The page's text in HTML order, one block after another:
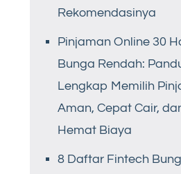
Rekomendasinya
Pinjaman Online 30
Bunga Rendah:
Lengkap Memilih
Aman, Cepat Cair,
Hemat Biaya
8 Daftar Fintech